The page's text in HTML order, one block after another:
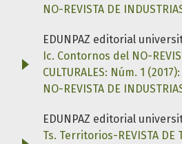
NO-REVISTA DE
EDUNPAZ editorial
Ic. Contornos del NO-
CULTURALES: Núm. 1
NO-REVISTA DE
EDUNPAZ editorial
Ts. Territorios-REVISTA DE